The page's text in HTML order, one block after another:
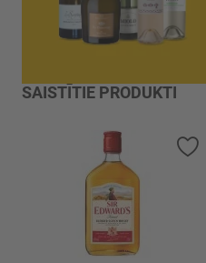
SAISTĪTIE PRODUKTI